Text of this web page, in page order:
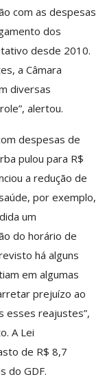
com as despesas
dos
desde 2010.
a Câmara
diversas
alertou.
despesas de
pulou para R$
a redução de
por exemplo,
um
do horário de
há alguns
em algumas
prejuízo ao
esses reajustes”,
A Lei
de R$ 8,7
do GDF.